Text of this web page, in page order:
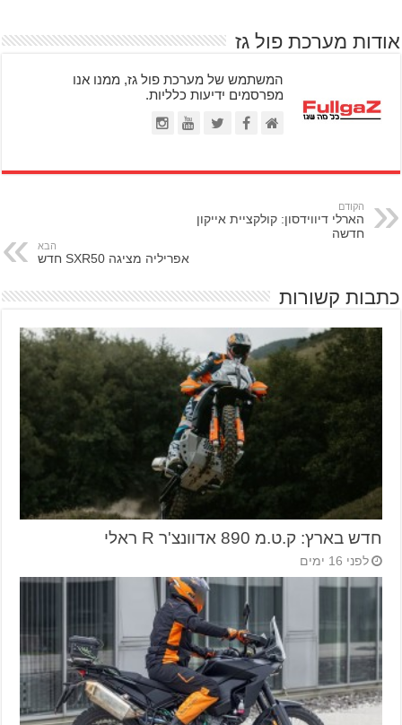
אודות מערכת פול גז
המשתמש של מערכת פול גז, ממנו אנו
מפרסמים ידיעות כלליות.
הקודם
הארלי דיווידסון: קולקציית אייקון
חדשה
הבא
אפריליה מציגה SXR50 חדש
כתבות קשורות
חדש בארץ: ק.ט.מ 890 אדוונצ'ר R ראלי
לפני 16 ימים